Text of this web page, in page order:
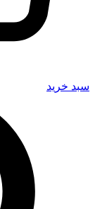
سبد خرید